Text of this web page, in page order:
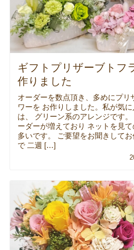
ギフトプリザーブトフ
作りました
オーダーを数点頂き、多めにプリ
ワーを お作りしました。私が気
は、 グリーン系のアレンジです
ーダーが増えており ネットを見
多いです。 ご要望をお聞きして
で 二週 […]